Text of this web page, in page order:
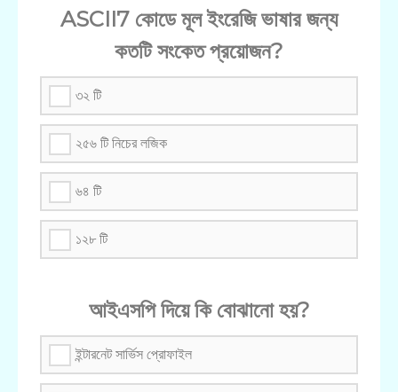
ASCII7 কোডে মূল ইংরেজি ভাষার জন্য
কতটি সংকেত প্রয়োজন?
৩২ টি
২৫৬ টি নিচের লজিক
৬৪ টি
১২৮ টি
আইএসপি দিয়ে কি বোঝানো হয়?
ইন্টারনেট সার্ভিস প্রোফাইল